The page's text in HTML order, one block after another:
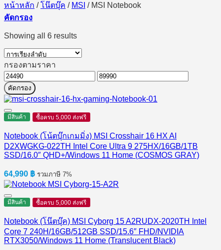
หน้าหลัก / โน๊ตบุ๊ค / MSI /MSI Notebook
คัดกรอง
Showing all 6 results
กรองตามราคา
ราคา
ต่ำ
สุด
ราคา
คัดกรอง
มีสินค้า ซื้อครบ 5,000 ส่งฟรี
Notebook (โน้ตบุ๊กเกมมิ่ง) MSI Crosshair 16 HX AI
D2XWGKG-022TH Intel Core Ultra 9 275HX/16GB/1TB
SSD/16.0″ QHD+/Windows 11 Home (COSMOS GRAY)
64,990 ฿ รวมภาษี 7%
มีสินค้า ซื้อครบ 5,000 ส่งฟรี
Notebook (โน๊ตบุ๊ค) MSI Cyborg 15 A2RUDX-2020TH Intel
Core 7 240H/16GB/512GB SSD/15.6″ FHD/NVIDIA
RTX3050/Windows 11 Home (Translucent Black)